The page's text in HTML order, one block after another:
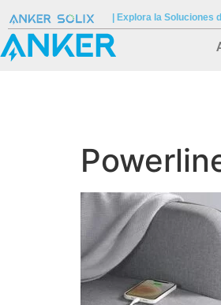
| Explora la